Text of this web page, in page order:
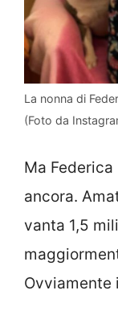
La nonna di
(Foto da
Ma
ancora.
vanta 1,5
Ovviamente